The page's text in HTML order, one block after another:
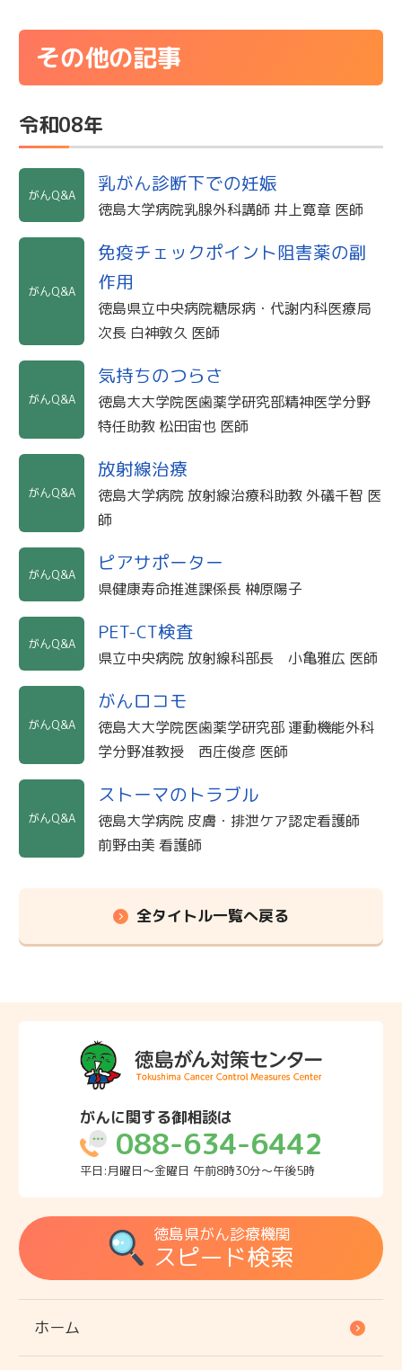
その他の記事
令和08年
がんQ&A 乳がん診断下での妊娠
徳島大学病院乳腺外科講師 井上寛章 医師
がんQ&A
免疫チェックポイント阻害薬の副
作用
徳島県立中央病院糖尿病・代謝内科医療局
次長 白神敦久 医師
がんQ&A
気持ちのつらさ
徳島大大学院医歯薬学研究部精神医学分野
特任助教 松田宙也 医師
がんQ&A
放射線治療
徳島大学病院 放射線治療科助教 外礒千智 医
師
がんQ&A ピアサポーター
県健康寿命推進課係長 榊原陽子
がんQ&A PET-CT検査
県立中央病院 放射線科部長 小亀雅広 医師
がんQ&A
がんロコモ
徳島大大学院医歯薬学研究部 運動機能外科
学分野准教授 西庄俊彦 医師
がんQ&A
ストーマのトラブル
徳島大学病院 皮膚・排泄ケア認定看護師
前野由美 看護師
全タイトル一覧へ戻る
がんに関する御相談は
088-634-6442
平日:月曜日～金曜日 午前8時30分～午後5時
徳島県がん診療機関
スピード検索
ホーム